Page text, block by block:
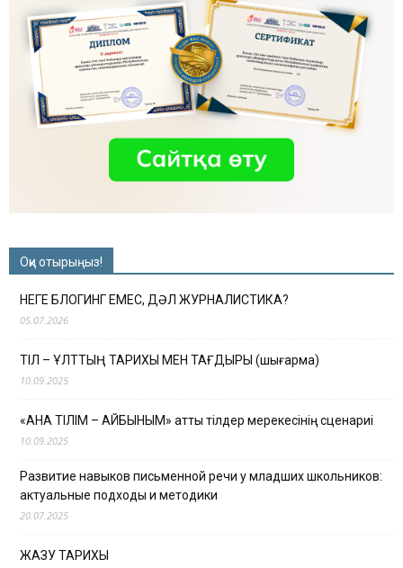
Оқи отырыңыз!
НЕГЕ БЛОГИНГ ЕМЕС, ДӘЛ ЖУРНАЛИСТИКА?
05.07.2026
ТІЛ – ҰЛТТЫҢ ТАРИХЫ МЕН ТАҒДЫРЫ (шығарма)
10.09.2025
«АНА ТІЛІМ – АЙБЫНЫМ» атты тілдер мерекесінің сценариі
10.09.2025
Развитие навыков письменной речи у младших школьников:
актуальные подходы и методики
20.07.2025
ЖАЗУ ТАРИХЫ